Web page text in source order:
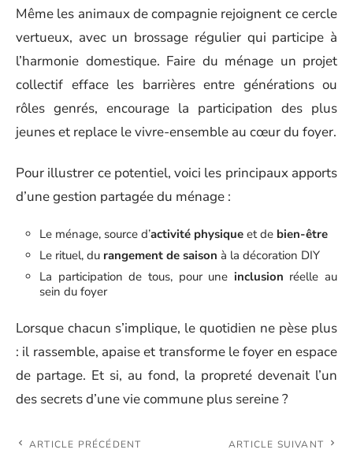
Même les animaux de compagnie rejoignent ce cercle
vertueux, avec un brossage régulier qui participe à
l’harmonie domestique. Faire du ménage un projet
collectif efface les barrières entre générations ou
rôles genrés, encourage la participation des plus
jeunes et replace le vivre-ensemble au cœur du foyer.
Pour illustrer ce potentiel, voici les principaux apports
d’une gestion partagée du ménage :
Le ménage, source d’activité physique et de bien-être
Le rituel, du rangement de saison à la décoration DIY
La participation de tous, pour une inclusion réelle au
sein du foyer
Lorsque chacun s’implique, le quotidien ne pèse plus
: il rassemble, apaise et transforme le foyer en espace
de partage. Et si, au fond, la propreté devenait l’un
des secrets d’une vie commune plus sereine ?
ARTICLE PRÉCÉDENT ARTICLE SUIVANT